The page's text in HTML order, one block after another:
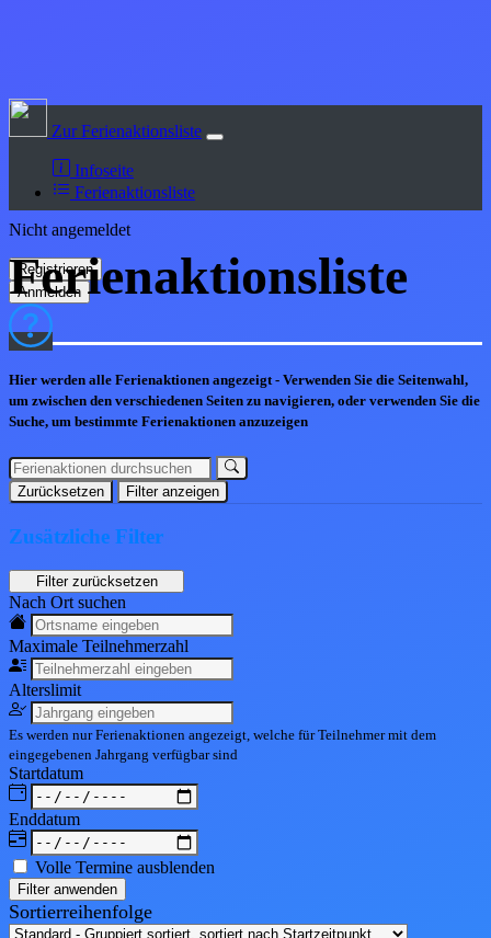
Zur Ferienaktionsliste
Infoseite
Ferienaktionsliste
Nicht angemeldet
Ferienaktionsliste
Hier werden alle Ferienaktionen angezeigt - Verwenden Sie die Seitenwahl,
um zwischen den verschiedenen Seiten zu navigieren, oder verwenden Sie die
Suche, um bestimmte Ferienaktionen anzuzeigen
Zurücksetzen Filter anzeigen
Zusätzliche Filter
Nach Ort suchen
Maximale Teilnehmerzahl
Alterslimit
Es werden nur Ferienaktionen angezeigt, welche für Teilnehmer mit dem
eingegebenen Jahrgang verfügbar sind
Startdatum
Enddatum
Volle Termine ausblenden
Filter anwenden
Sortierreihenfolge